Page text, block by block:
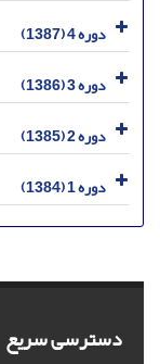
دوره 4 (1387)
دوره 3 (1386)
دوره 2 (1385)
دوره 1 (1384)
دسترسی سریع